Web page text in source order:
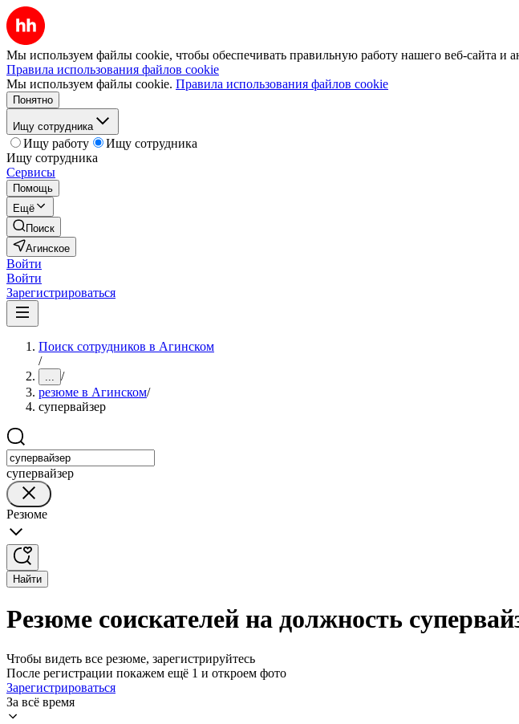
Мы используем файлы cookie, чтобы обеспечивать правильную работу нашего веб-сайта и
Правила использования файлов cookie
Мы используем файлы cookie. Правила использования файлов cookie
Понятно
Ищу сотрудника
Ищу работу
Ищу сотрудника
Ищу сотрудника
Сервисы
Помощь
Ещё
Поиск
Агинское
Войти
Войти
Зарегистрироваться
Поиск сотрудников в Агинском
/
... /
резюме в Агинском/
супервайзер
супервайзер
Резюме
Найти
Резюме соискателей на должность
Чтобы видеть все резюме, зарегистрируйтесь
После регистрации покажем ещё 1 и откроем фото
Зарегистрироваться
За всё время